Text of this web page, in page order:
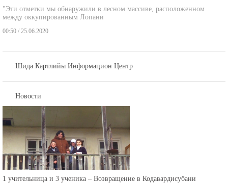
"Эти отметки мы обнаружили в лесном массиве, расположенном
между оккупированным Лопани
00:50 / 25.06.2020
Шида Картлийы Информацион Центр
Новости
1 учительница и 3 ученика – Возвращение в Кодавардисубани